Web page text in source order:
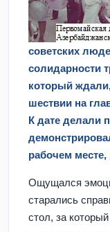
советских
солидарности
который
шествии на
К дате делали
рабочем
Ощущался
старались
стол, за